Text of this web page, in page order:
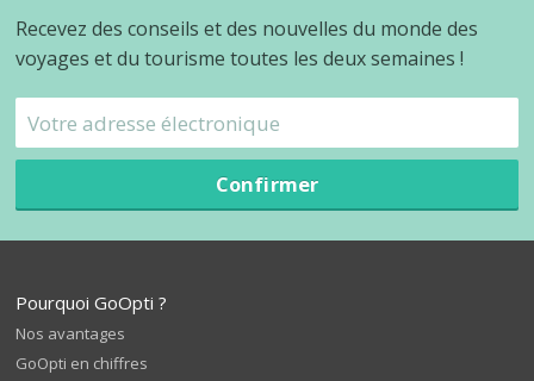
Recevez des conseils et des nouvelles du monde des
voyages et du tourisme toutes les deux semaines !
Confirmer
Pourquoi GoOpti ?
Nos avantages
GoOpti en chiffres